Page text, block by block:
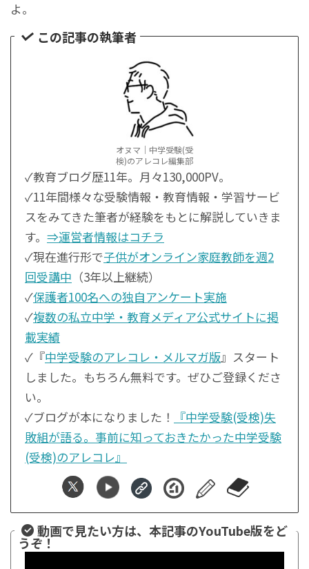
よ。
この記事の執筆者
オヌマ｜中学受験(受
検)のアレコレ編集部
✓教育ブログ歴11年。月々130,000PV。
✓11年間様々な受験情報・教育情報・学習サービ
スをみてきた筆者が経験をもとに解説していきま
す。 ⇒運営者情報はコチラ
✓現在進行形で子供がオンライン家庭教師を週2
回受講中 （3年以上継続）
✓保護者100名への独自アンケート実施
✓複数の私立中学・教育メディア公式サイトに掲
載実績
✓『中学受験のアレコレ・メルマガ版』スタート
しました。もちろん無料です。ぜひご登録くださ
い。
✓ブログが本になりました！
『中学受験(受検)失
敗組が語る。事前に知っておきたかった中学受験
(受検)のアレコレ』
動画で見たい方は、本記事のYouTube版をど
うぞ！